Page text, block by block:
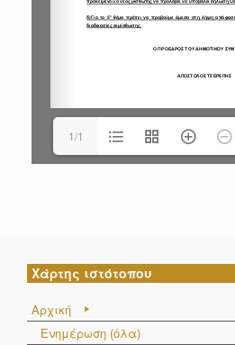
1/1
Χάρτης ιστότοπου
Αρχική
Ενημέρωση (όλα)